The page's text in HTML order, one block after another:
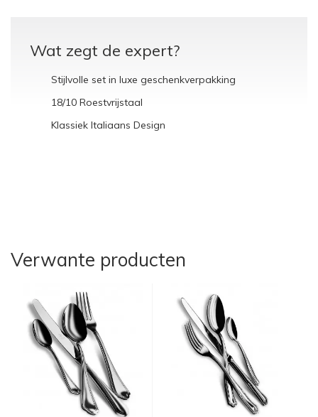
Wat zegt de expert?
Stijlvolle set in luxe geschenkverpakking
18/10 Roestvrijstaal
Klassiek Italiaans Design
Verwante producten